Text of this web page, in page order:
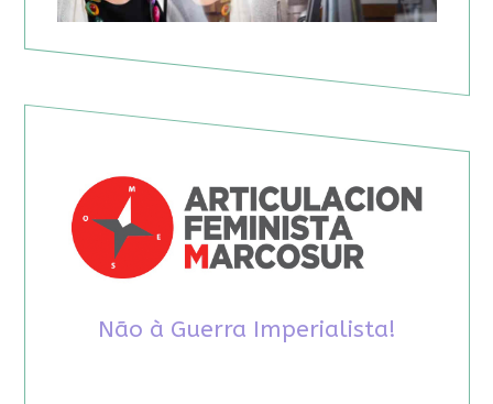
Não à Guerra Imperialista!